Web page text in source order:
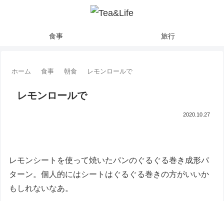
食事 旅行
ホーム 食事 朝食 レモンロールで
レモンロールで
2020.10.27
レモンシートを使って焼いたパンのぐるぐる巻き成形パ
ターン。個人的にはシートはぐるぐる巻きの方がいいか
もしれないなあ。